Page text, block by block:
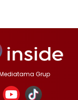
Grup